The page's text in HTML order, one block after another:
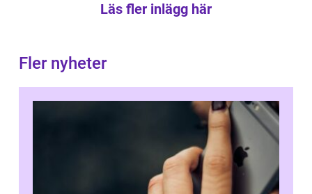
Läs fler inlägg här
Fler nyheter